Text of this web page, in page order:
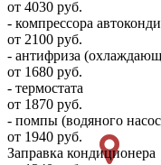
от 4030 руб.
- компрессора
от 2100 руб.
- антифриза
от 1680 руб.
- термостата
от 1870 руб.
- помпы (водяного
от 1940 руб.
Заправка кондиционера